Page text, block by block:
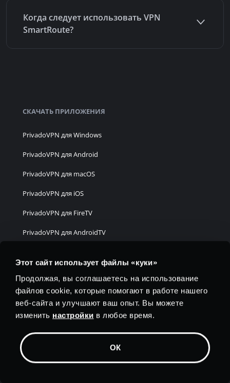
Этот сайт использует файлы «куки»
Продолжая, вы соглашаетесь на использование
файлов cookie, которые помогают в работе нашего
веб-сайта и улучшают ваш опыт. Вы можете
изменить настройки в любое время.
ОК
Когда следует использовать VPN
SmartRoute?
СКАЧАТЬ ПРИЛОЖЕНИЯ
PrivadoVPN для Windows
PrivadoVPN для Android
PrivadoVPN для macOS
PrivadoVPN для iOS
PrivadoVPN для FireTV
PrivadoVPN для AndroidTV
PrivadoVPN для Edge
PrivadoVPN для Firefox
PrivadoVPN для Все остальное